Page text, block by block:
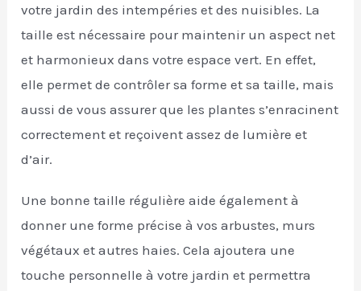
votre jardin des intempéries et des nuisibles. La
taille est nécessaire pour maintenir un aspect net
et harmonieux dans votre espace vert. En effet,
elle permet de contrôler sa forme et sa taille, mais
aussi de vous assurer que les plantes s’enracinent
correctement et reçoivent assez de lumière et
d’air.
Une bonne taille régulière aide également à
donner une forme précise à vos arbustes, murs
végétaux et autres haies. Cela ajoutera une
touche personnelle à votre jardin et permettra